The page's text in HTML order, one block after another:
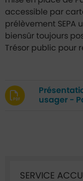
accessible par
prélèvement SEPA
biensûr toujours
Trésor public pour
usager -
SERVICE